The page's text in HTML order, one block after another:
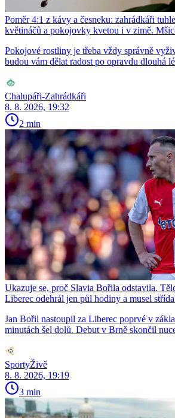
Poměr 4:1 z kávy a česneku: zahrádkáři
květináčů a pokojovky kvetou i v zimě.
Pokojové rostliny je třeba vždy správně
budou vám dělat radost po opravdu dlouhá
Chalupáři-Zahrádkáři
8. 8. 2026, 19:32
2 min
Ukazuje se, proč Slavia Bořila odstavila.
Liberec odehrál jen půl hodiny a musel
Jan Bořil nastoupil za Liberec poprvé v
minutách šel dolů. Debut v Brně skončil
SportyŽivě
8. 8. 2026, 19:19
3 min